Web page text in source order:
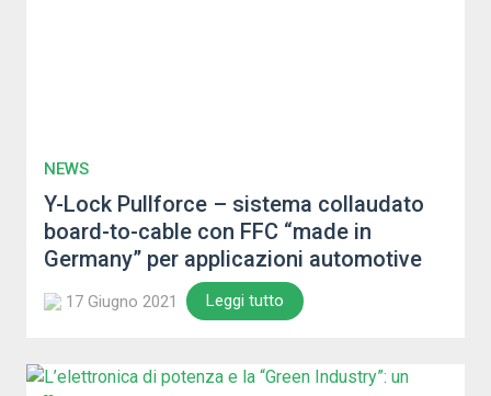
NEWS
Y-Lock Pullforce – sistema collaudato
board-to-cable con FFC “made in
Germany” per applicazioni automotive
17 Giugno 2021 Leggi tutto